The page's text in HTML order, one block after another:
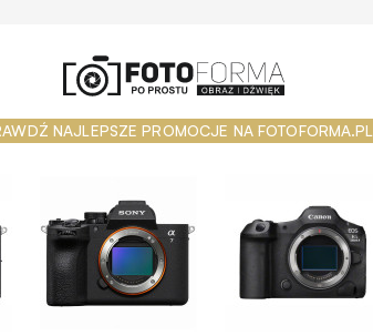
NAJLEPSZE PROMOCJE NA FOTOFORMA.PL